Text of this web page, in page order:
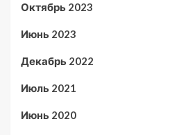
Октябрь 2023
Июнь 2023
Декабрь 2022
Июль 2021
Июнь 2020